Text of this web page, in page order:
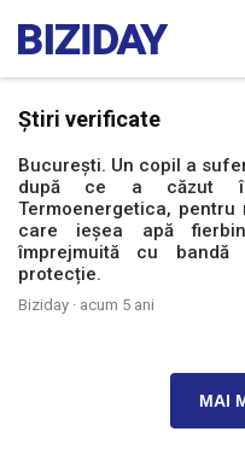
Știri verificate
București. Un copil a
după ce a căzut
Termoenergetica,
care ieșea apă
împrejmuită cu
protecție.
Biziday · acum 5 ani
MAI